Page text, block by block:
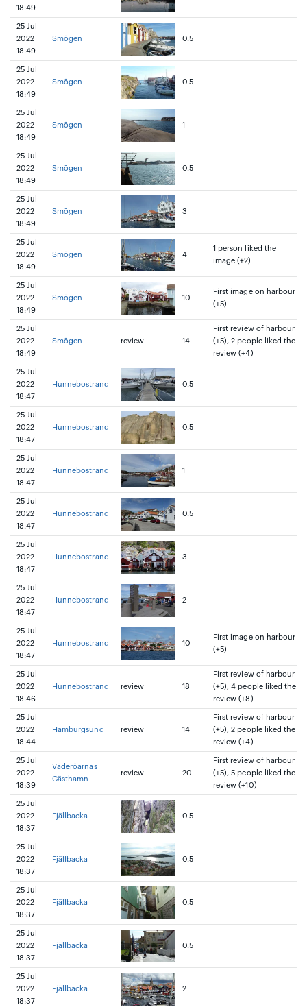
18:49
25 Jul
2022
18:49
Smögen 0.5
25 Jul
2022
18:49
Smögen 0.5
25 Jul
2022
18:49
Smögen 1
25 Jul
2022
18:49
Smögen 0.5
25 Jul
2022
18:49
Smögen 3
25 Jul
2022
18:49
Smögen 4
1 person liked the
image (+2)
25 Jul
2022
18:49
Smögen 10
First image on harbour
(+5)
25 Jul
2022
18:49
Smögen review 14
First review of harbour
(+5), 2 people liked the
review (+4)
25 Jul
2022
18:47
Hunnebostrand 0.5
25 Jul
2022
18:47
Hunnebostrand 0.5
25 Jul
2022
18:47
Hunnebostrand 1
25 Jul
2022
18:47
Hunnebostrand 0.5
25 Jul
2022
18:47
Hunnebostrand 3
25 Jul
2022
18:47
Hunnebostrand 2
25 Jul
2022
18:47
Hunnebostrand 10
First image on harbour
(+5)
25 Jul
2022
18:46
Hunnebostrand review 18
First review of harbour
(+5), 4 people liked the
review (+8)
25 Jul
2022
18:44
Hamburgsund review 14
First review of harbour
(+5), 2 people liked the
review (+4)
25 Jul
2022
18:39
Väderöarnas
Gästhamn
review 20
First review of harbour
(+5), 5 people liked the
review (+10)
25 Jul
2022
18:37
Fjällbacka 0.5
25 Jul
2022
18:37
Fjällbacka 0.5
25 Jul
2022
18:37
Fjällbacka 0.5
25 Jul
2022
18:37
Fjällbacka 0.5
25 Jul
2022
18:37
Fjällbacka 2